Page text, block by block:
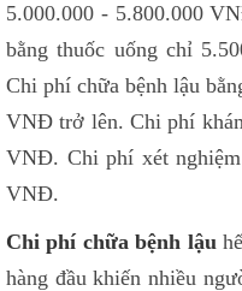
5.000.000 - 5.800.000
bằng thuốc uống chỉ
Chi phí chữa bệnh lậu
VNĐ trở lên. Chi phí
VNĐ. Chi phí xét
VNĐ.
Chi phí chữa bệnh lậu
hàng đầu khiến nhiều